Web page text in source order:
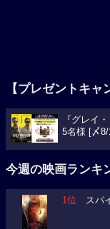
【プレゼントキャ
『グレイ
5名様 [〆8/
今週の映画ランキ
1位 スパ